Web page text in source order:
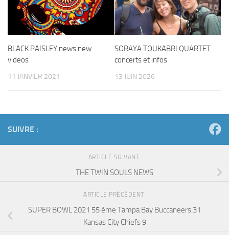
BLACK PAISLEY news new
videos
11 JANVIER 2021
SORAYA TOUKABRI QUARTET
concerts et infos
13 JUIN 2026
SUIVRE :
ARTICLE SUIVANT
THE TWIN SOULS NEWS
ARTICLE PRÉCÉDENT
SUPER BOWL 2021 55 ème Tampa Bay Buccaneers 31
Kansas City Chiefs 9